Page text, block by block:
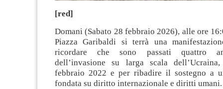
[red]
Domani (Sabato 28 febbraio 2026), alle ore
Piazza Garibaldi si terrà una
ricordare che sono passati quattro
dell’invasione su larga scala
febbraio 2022 e per ribadire il sostegno a
fondata su diritto internazionale e diritti umani.